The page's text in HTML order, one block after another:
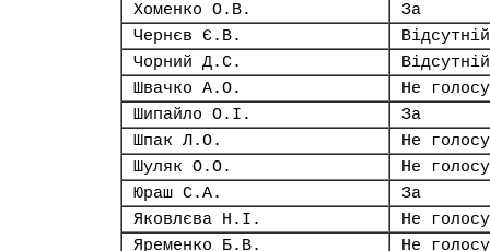
Хоменко О.В.
За
Чернєв Є.В.
Відсутній
Чорний Д.С.
Відсутній
Швачко А.О.
Не
Шипайло О.І.
За
Шпак Л.О.
Не
Шуляк О.О.
Не
Юраш С.А.
За
Яковлєва Н.І.
Не
Яременко Б.В.
Не